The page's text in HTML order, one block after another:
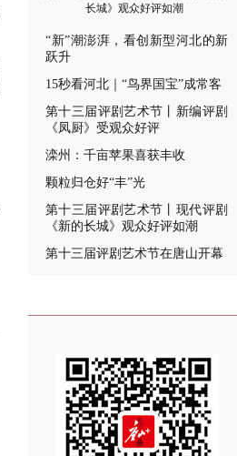
长城》观众好评如潮
“新”潮澎湃，看创新型河北的新
跃升
15秒看河北｜“鸟界国宝”成常客
第十三届评剧艺术节丨新编评剧
《凤厨》受观众好评
滦州：千亩苹果喜获丰收
颗粒归仓好“丰”光
第十三届评剧艺术节丨现代评剧
《新的长城》观众好评如潮
第十三届评剧艺术节在唐山开幕